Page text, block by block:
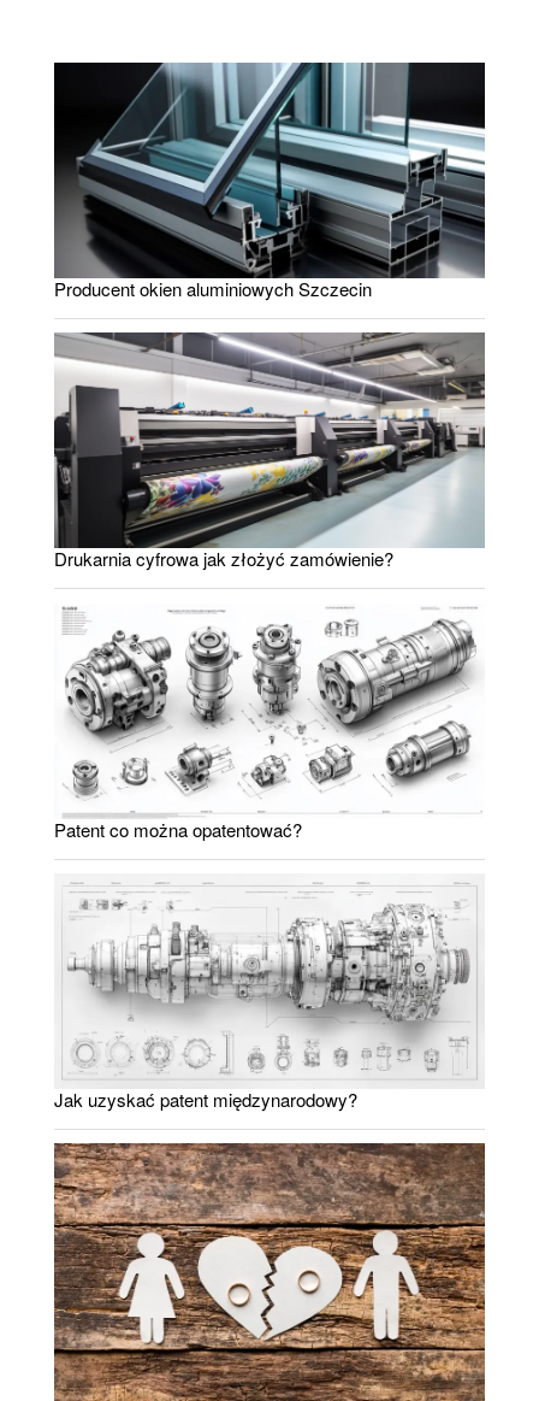
Producent okien aluminiowych Szczecin
Drukarnia cyfrowa jak złożyć zamówienie?
Patent co można opatentować?
Jak uzyskać patent międzynarodowy?